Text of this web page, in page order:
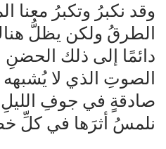
وقد نكبرُ وتكبرُ معنا
الطرقُ ولكن يظلُّ
دائمًا إلى ذلك الحضنِ
الصوتِ الذي لا
صادقةٍ في جوفِ الليلِ
نلمسُ أثرَها في كلِّ